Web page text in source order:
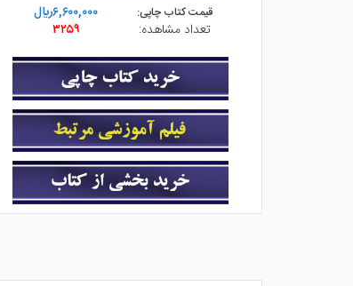
قیمت کتاب چاپی:
۶,۶۰۰,۰۰۰ريال
تعداد مشاهده:
۳۲۵۹